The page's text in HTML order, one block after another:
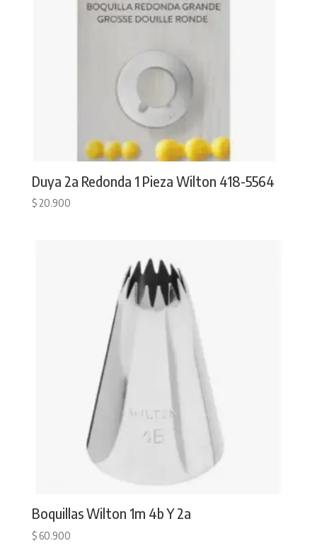
Duya 2a Redonda 1 Pieza Wilton 418-5564
$20.900
Boquillas Wilton 1m 4b Y 2a
$60.900